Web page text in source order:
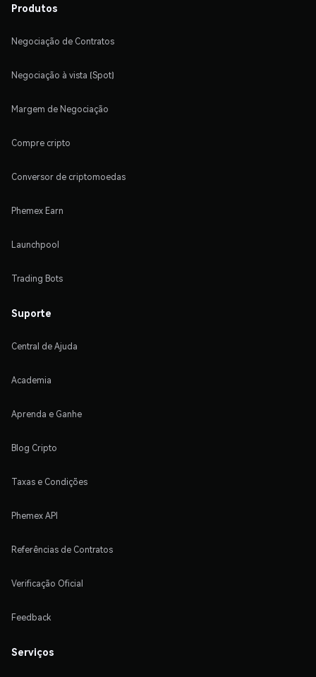
Produtos
Negociação de Contratos
Negociação à vista (Spot)
Margem de Negociação
Compre cripto
Conversor de criptomoedas
Phemex Earn
Launchpool
Trading Bots
Suporte
Central de Ajuda
Academia
Aprenda e Ganhe
Blog Cripto
Taxas e Condições
Phemex API
Referências de Contratos
Verificação Oficial
Feedback
Serviços